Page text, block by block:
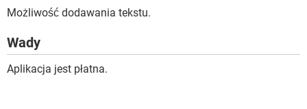
Możliwość dodawania tekstu.
Wady
Aplikacja jest płatna.